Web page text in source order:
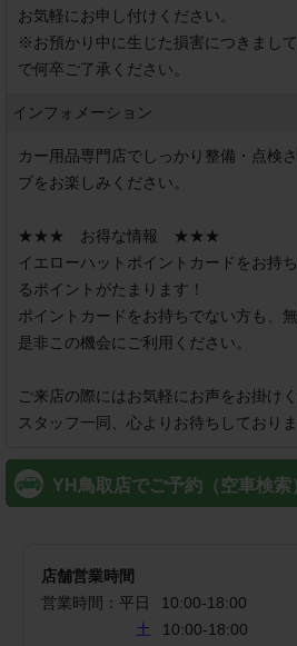
お気軽にお申し付けください。
※お預かり中に生じた損害につきまし
で何卒ご了承ください。
インフォメーション
カー用品専門店でしっかり整備・点検
ブをお楽しみください。
★★★　お得な情報　★★★
イエローハットポイントカードをお持
るポイントがたまります！
ポイントカードをお持ちでない方も、
是非この機会にご利用ください。
ご来店の際にはお気軽にお声をお掛けく
スタッフ一同、心よりお待ちしておりま
YH鳥取店でご予約（空車検索
店舗営業時間
営業時間： 平日 10:00-18:00
土
10:00-18:00